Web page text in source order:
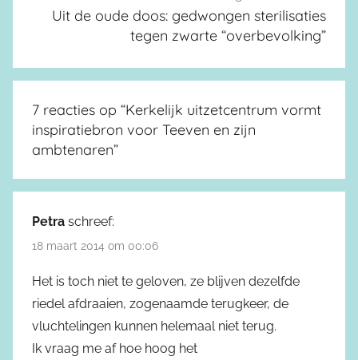
Uit de oude doos: gedwongen sterilisaties
tegen zwarte “overbevolking”
7 reacties op “Kerkelijk uitzetcentrum vormt
inspiratiebron voor Teeven en zijn
ambtenaren”
Petra schreef:
18 maart 2014 om 00:06
Het is toch niet te geloven, ze blijven dezelfde
riedel afdraaien, zogenaamde terugkeer, de
vluchtelingen kunnen helemaal niet terug.
Ik vraag me af hoe hoog het